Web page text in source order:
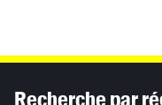
Recherche par